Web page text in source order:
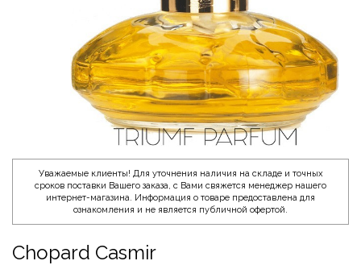
Уважаемые клиенты! Для уточнения наличия на складе и точных
сроков поставки Вашего заказа, с Вами свяжется менеджер нашего
интернет-магазина. Информация о товаре предоставлена для
ознакомления и не является публичной офертой.
Chopard Casmir